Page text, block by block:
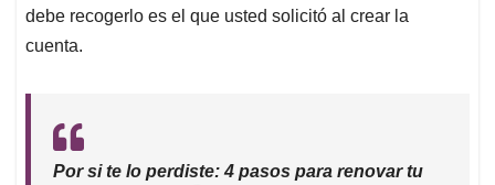
debe recogerlo es el que usted solicitó al crear la
cuenta.
Por si te lo perdiste: 4 pasos para renovar tu